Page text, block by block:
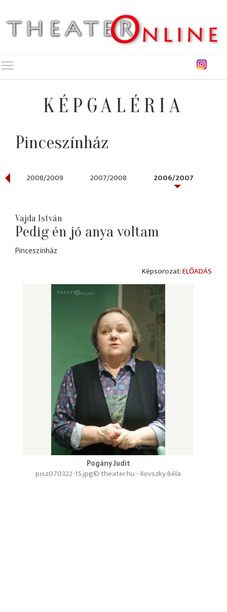
KÉPGALÉRIA
Pinceszínház
2008/2009 2007/2008 2006/2007
Vajda István
Pedig én jó anya voltam
Pinceszínház
ELŐADÁS
Pogány Judit
© theater.hu - Ilovszky Béla
pisz070322-15.jpg